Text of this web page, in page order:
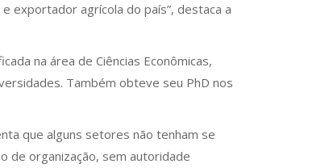
exportador agrícola do país”, destaca a
na área de Ciências Econômicas,
Também obteve seu PhD nos
que alguns setores não tenham se
de organização, sem autoridade